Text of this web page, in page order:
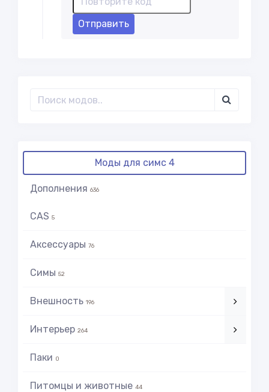
Отправить
Моды для симс 4
Дополнения 636
CAS 5
Аксессуары 76
Симы 52
Внешность 196
Интерьер 264
Паки 0
Питомцы и животные 44